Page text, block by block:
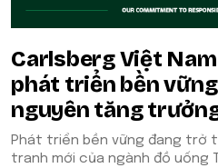
Carlsberg Việt
phát triển bền
nguyên tăng
Phát triển bền vững đang trở
tranh mới của ngành đồ uống